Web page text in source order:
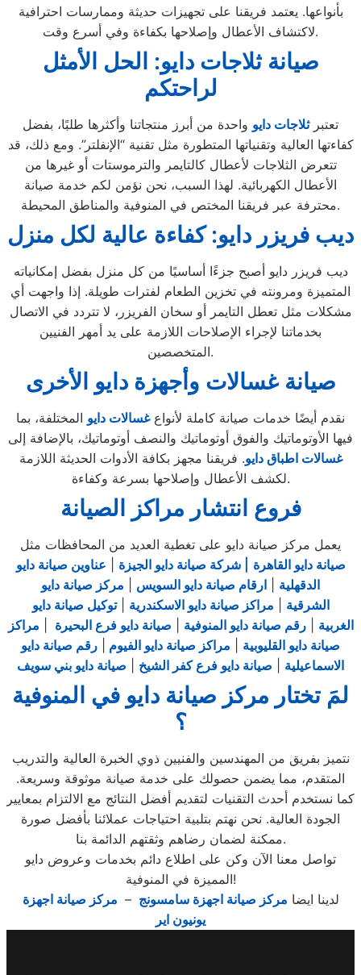
بأنواعها. يعتمد فريقنا على تجهيزات حديثة وممارسات احترافية
لاكتشاف الأعطال وإصلاحها بكفاءة وفي أسرع وقت.
صيانة ثلاجات دايو: الحل الأمثل
لراحتكم
تعتبرثلاجات دايو واحدة من أبرز منتجاتنا وأكثرها طلبًا، بفضل
كفاءتها العالية وتقنياتها المتطورة مثل تقنية “الإنفلتر”. ومع ذلك، قد
تتعرض الثلاجات لأعطال كالتايمر والترموستات أو غيرها من
الأعطال الكهربائية. لهذا السبب، نحن نؤمن لكم خدمة صيانة
محترفة عبر فريقنا المختص في المنوفية والمناطق المحيطة.
ديب فريزر دايو: كفاءة عالية لكل منزل
ديب فريزر دايو أصبح جزءًا أساسيًا من كل منزل بفضل إمكانياته
المتميزة ومرونته في تخزين الطعام لفترات طويلة. إذا واجهت أي
مشكلات مثل تعطل التايمر أو سخان الفريزر، لا تتردد في الاتصال
بخدماتنا لإجراء الإصلاحات اللازمة على يد أمهر الفنيين
المتخصصين.
صيانة غسالات وأجهزة دايو الأخرى
نقدم أيضًا خدمات صيانة كاملة لأنواعغسالات دايو المختلفة، بما
فيها الأوتوماتيك والفوق أوتوماتيك والنصف أوتوماتيك، بالإضافة إلى
غسالات اطباق دايو. فريقنا مجهز بكافة الأدوات الحديثة اللازمة
لكشف الأعطال وإصلاحها بسرعة وكفاءة.
فروع انتشار مراكز الصيانة
يعمل مركز صيانة دايو على تغطية العديد من المحافظات مثل
صيانة دايو القاهرة
| شركة صيانة دايو الجيزة
عناوين صيانة دايو
الدقهلية
ارقام صيانة دايو السويس
مركز صيانة دايو
الشرقية
مراكز صيانة دايو الاسكندرية |توكيل صيانة دايو
الغربية |رقم صيانة دايو المنوفية صيانة دايو فرع البحيرة
مراكز
صيانة دايو القليوبية
مراكز صيانة دايو الفيوم
رقم صيانة دايو
الاسماعيلية
صيانة دايو فرع كفر الشيخ صيانة دايو بني سويف
لمَ تختار مركز صيانة دايو في المنوفية
؟
نتميز بفريق من المهندسين والفنيين ذوي الخبرة العالية والتدريب
المتقدم، مما يضمن حصولك على خدمة صيانة موثوقة وسريعة.
كما نستخدم أحدث التقنيات لتقديم أفضل النتائج مع الالتزام بمعايير
الجودة العالية. نحن نهتم بتلبية احتياجات عملائنا بأفضل صورة
ممكنة لضمان رضاهم وثقتهم الدائمة بنا.
تواصل معنا الآن وكن على اطلاع دائم بخدمات وعروض دايو
المميزة في المنوفية!
لدينا ايضا مركز صيانة اجهزة سامسونج – مركز صيانة اجهزة
يونيون اير